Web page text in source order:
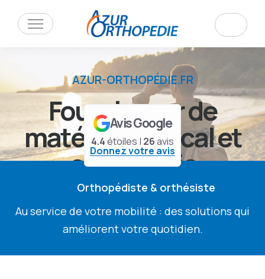
AZUR-ORTHOPÉDIE.FR
Fournisseur de
matériel médicalet
orthopédie
Nos produits
Orthopédiste & orthésiste
Au service de votre mobilité : des solutions qui
améliorent votre quotidien.
Avis Google
4.4étoiles | 26avis
Donnez votre avis